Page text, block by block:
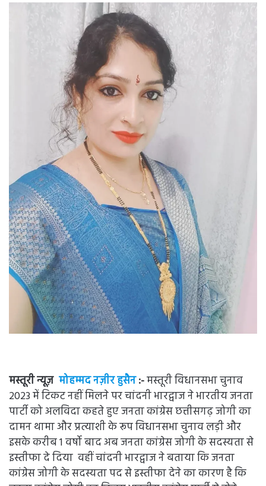
मस्तूरी न्यूज़ मोहम्मद नज़ीर हुसैन:-मस्तूरी विधानसभा चुनाव
2023 में टिकट नहीं मिलने पर चांदनी भारद्वाज ने भारतीय जनता
पार्टी को अलविदा कहते हुए जनता कांग्रेस छत्तीसगढ़ जोगी का
दामन थामा और प्रत्याशी के रूप विधानसभा चुनाव लड़ी और
इसके करीब 1 वर्षो बाद अब जनता कांग्रेस जोगी के सदस्यता से
इस्तीफा दे दिया वहीं चांदनी भारद्वाज ने बताया कि जनता
कांग्रेस जोगी के सदस्यता पद से इस्तीफा देने का कारण है कि